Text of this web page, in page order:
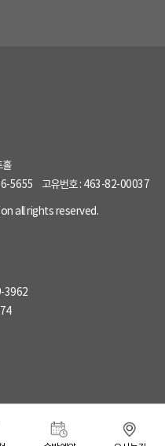
홀
5655 고유번호 : 463-82-00037
all rights reserved.
3962